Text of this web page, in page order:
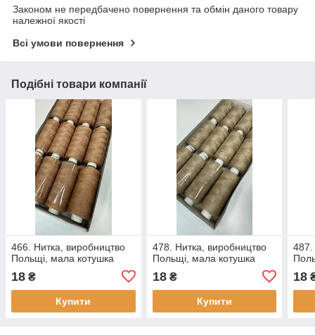
Законом не передбачено повернення та обмін даного товару
належної якості
Всі умови повернення
Подібні товари компанії
466. Нитка, виробництво
Польщі, мала котушка
18 ₴
Купити
478. Нитка, виробництво
Польщі, мала котушка
18₴
Купити
487.
18